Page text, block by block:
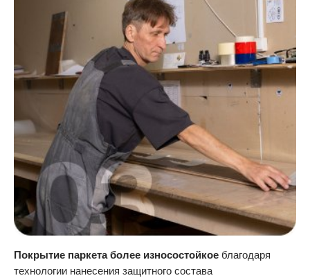
Покрытие паркета более износостойкое благодаря
технологии нанесения защитного состава